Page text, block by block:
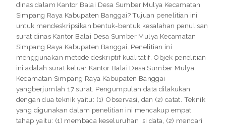
dinas dalam Kantor Balai Desa Sumber Mulya Kecamatan
Simpang Raya Kabupaten Banggai? Tujuan penelitian ini
untuk mendeskripsikan bentuk-bentuk kesalahan penulisan
surat dinas Kantor Balai Desa Sumber Mulya Kecamatan
Simpang Raya Kabupaten Banggai. Penelitian ini
menggunakan metode deskriptif kualitatif. Objek penelitian
ini adalah surat keluar Kantor Balai Desa Sumber Mulya
Kecamatan Simpang Raya Kabupaten Banggai
yangberjumlah 17 surat. Pengumpulan data dilakukan
dengan dua teknik yaitu: (1) Observasi, dan (2) catat. Teknik
yang digunakan dalam penelitian ini mencakup empat
tahap yaitu: (1) membaca keseluruhan isi data, (2) mencari